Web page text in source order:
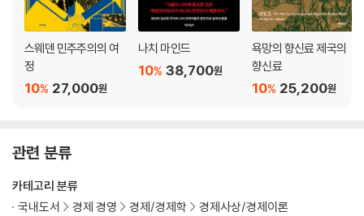
스웨덴 민주주의의 여
정
27,000원
10%
나치 마인드
38,700원
10%
욕망의 향신료 제국의
향신료
25,200원
10%
관련 분류
카테고리 분류
국내도서
경제 경영 경제/경제학 경제사상/경제이론